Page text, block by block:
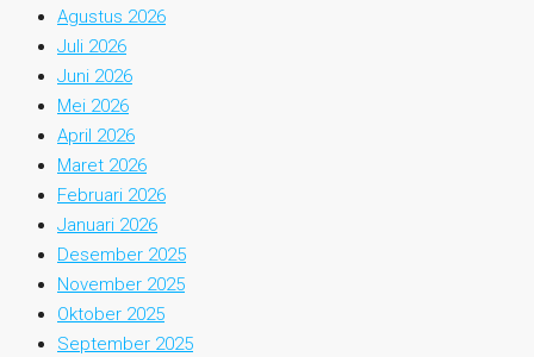
Agustus 2026
Juli 2026
Juni 2026
Mei 2026
April 2026
Maret 2026
Februari 2026
Januari 2026
Desember 2025
November 2025
Oktober 2025
September 2025